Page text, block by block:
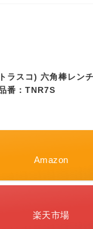
ラスコ) 六角棒レン
番：TNR7S
Amazon
楽天市場